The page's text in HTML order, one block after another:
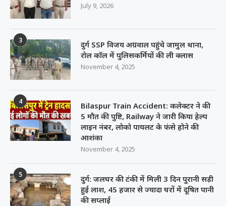
July 9, 2026
3
दुर्ग SSP विजय अग्रवाल पहुंचे जामुल थाना,
रोल कॉल में पुलिसकर्मियों की ली क्लास
November 4, 2025
4
Bilaspur Train Accident: कलेक्टर ने की
5 मौत की पुष्टि, Railway ने जारी किया हेल्प
लाइन नंबर, लोको पायलट के फंसे होने की
आशंका
November 4, 2025
5
दुर्ग: जलघर की टंकी में मिली 3 दिन पुरानी सड़ी
हुई लाश, 45 हजार से ज्यादा घरों में दूषित पानी
की सप्लाई